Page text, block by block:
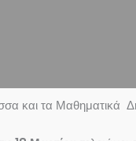
και τα Μαθηματικά